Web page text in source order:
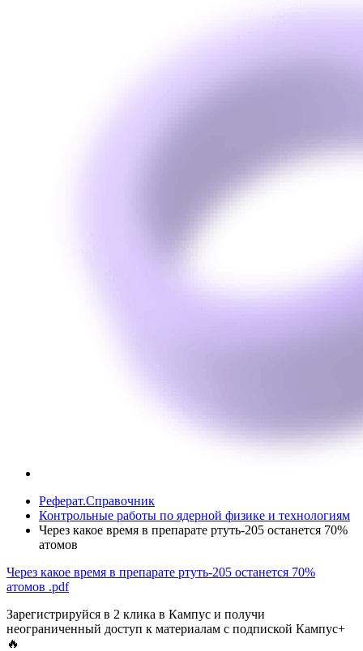
Реферат.Справочник
Контрольные работы по ядерной физике и технологиям
Через какое время в препарате ртуть-205 останется 70%
атомов
Через какое время в препарате ртуть-205 останется 70%
атомов .pdf
Зарегистрируйся в 2 клика в Кампус и получи
неограниченный доступ к материалам с подпиской Кампус+
🔥